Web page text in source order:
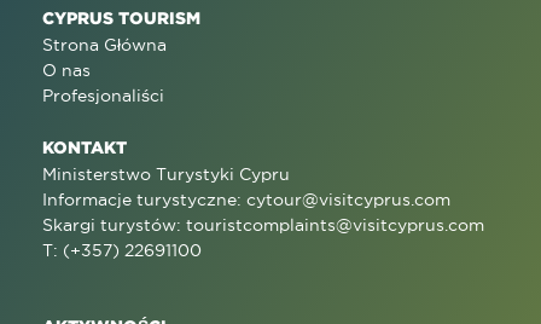
CYPRUS TOURISM
Strona Główna
O nas
Profesjonaliści
KONTAKT
Ministerstwo Turystyki Cypru
Informacje turystyczne: cytour@visitcyprus.com
Skargi turystów: touristcomplaints@visitcyprus.com
T: (+357) 22691100